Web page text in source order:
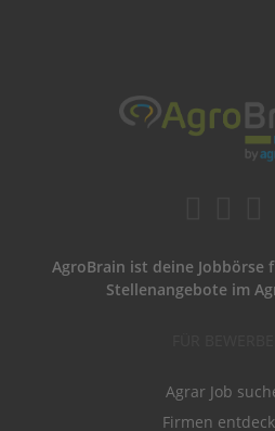
AgroBrain ist deine Jobbörse
Stellenangebote im
Agrar Job
Firmen